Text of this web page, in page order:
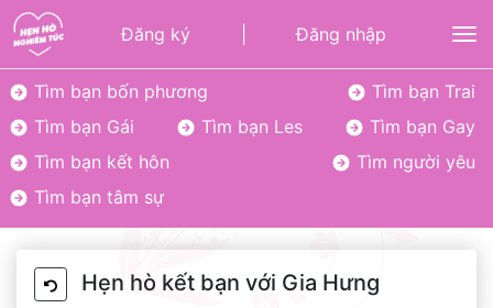
Đăng ký Đăng nhập
Tìm bạn bốn phương
Tìm bạn Trai
Tìm bạn Gái
Tìm bạn Les
Tìm bạn Gay
Tìm bạn kết hôn
Tìm người yêu
Tìm bạn tâm sự
Hẹn hò kết bạn với Gia Hưng